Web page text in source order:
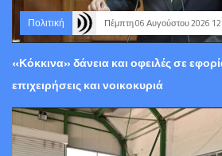
Πολιτική Πέμπτη 06 Αυγούστου 2026
«Κόκκινα» δάνεια και οφειλές σε
επιχειρήσεις και νοικοκυριά